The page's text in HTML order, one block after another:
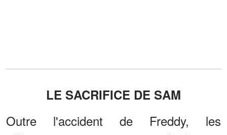
LE SACRIFICE DE SAM
Outre l'accident de Freddy, les